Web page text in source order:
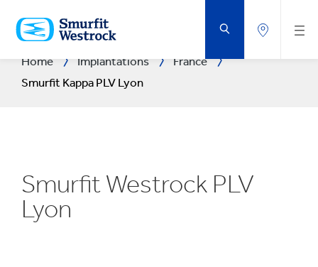
AU
CONTENU
PRINCIPAL
Home Implantations
France
Smurfit Kappa PLV Lyon
Smurfit Westrock PLV
Lyon